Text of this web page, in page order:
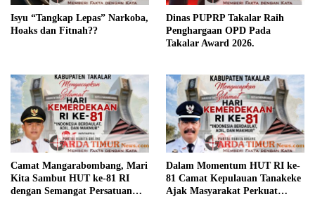
Isyu “Tangkap Lepas” Narkoba,
Hoaks dan Fitnah??
Dinas PUPRP Takalar Raih
Penghargaan OPD Pada
Takalar Award 2026.
Camat Mangarabombang, Mari
Kita Sambut HUT ke-81 RI
dengan Semangat Persatuan
Dalam Momentum HUT RI ke-
81 Camat Kepulauan Tanakeke
Ajak Masyarakat Perkuat